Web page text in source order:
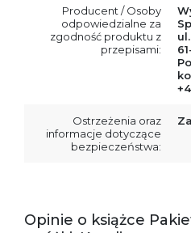
Producent / Osoby
odpowiedzialne za
zgodność produktu z
przepisami:
Ostrzeżenia oraz
informacje dotyczące
bezpieczeństwa:
Opinie o książce